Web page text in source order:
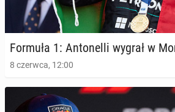
Formuła 1: An­to­nel­li wygrał w
8 czerwca, 12:00